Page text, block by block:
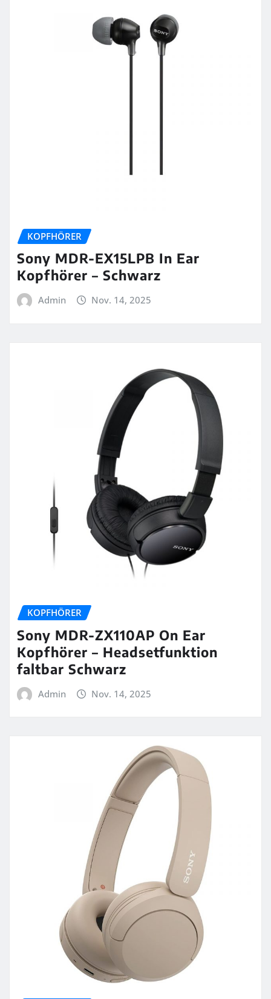
KOPFHÖRER
Sony MDR-EX15LPB In Ear
Kopfhörer – Schwarz
Admin Nov. 14, 2025
KOPFHÖRER
Sony MDR-ZX110AP On Ear
Kopfhörer – Headsetfunktion
faltbar Schwarz
Admin Nov. 14, 2025